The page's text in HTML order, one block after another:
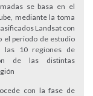
se basa en el
mediante la toma
Landsat con
el periodo de estudio
las 10 regiones de
de las distintas
con la fase de